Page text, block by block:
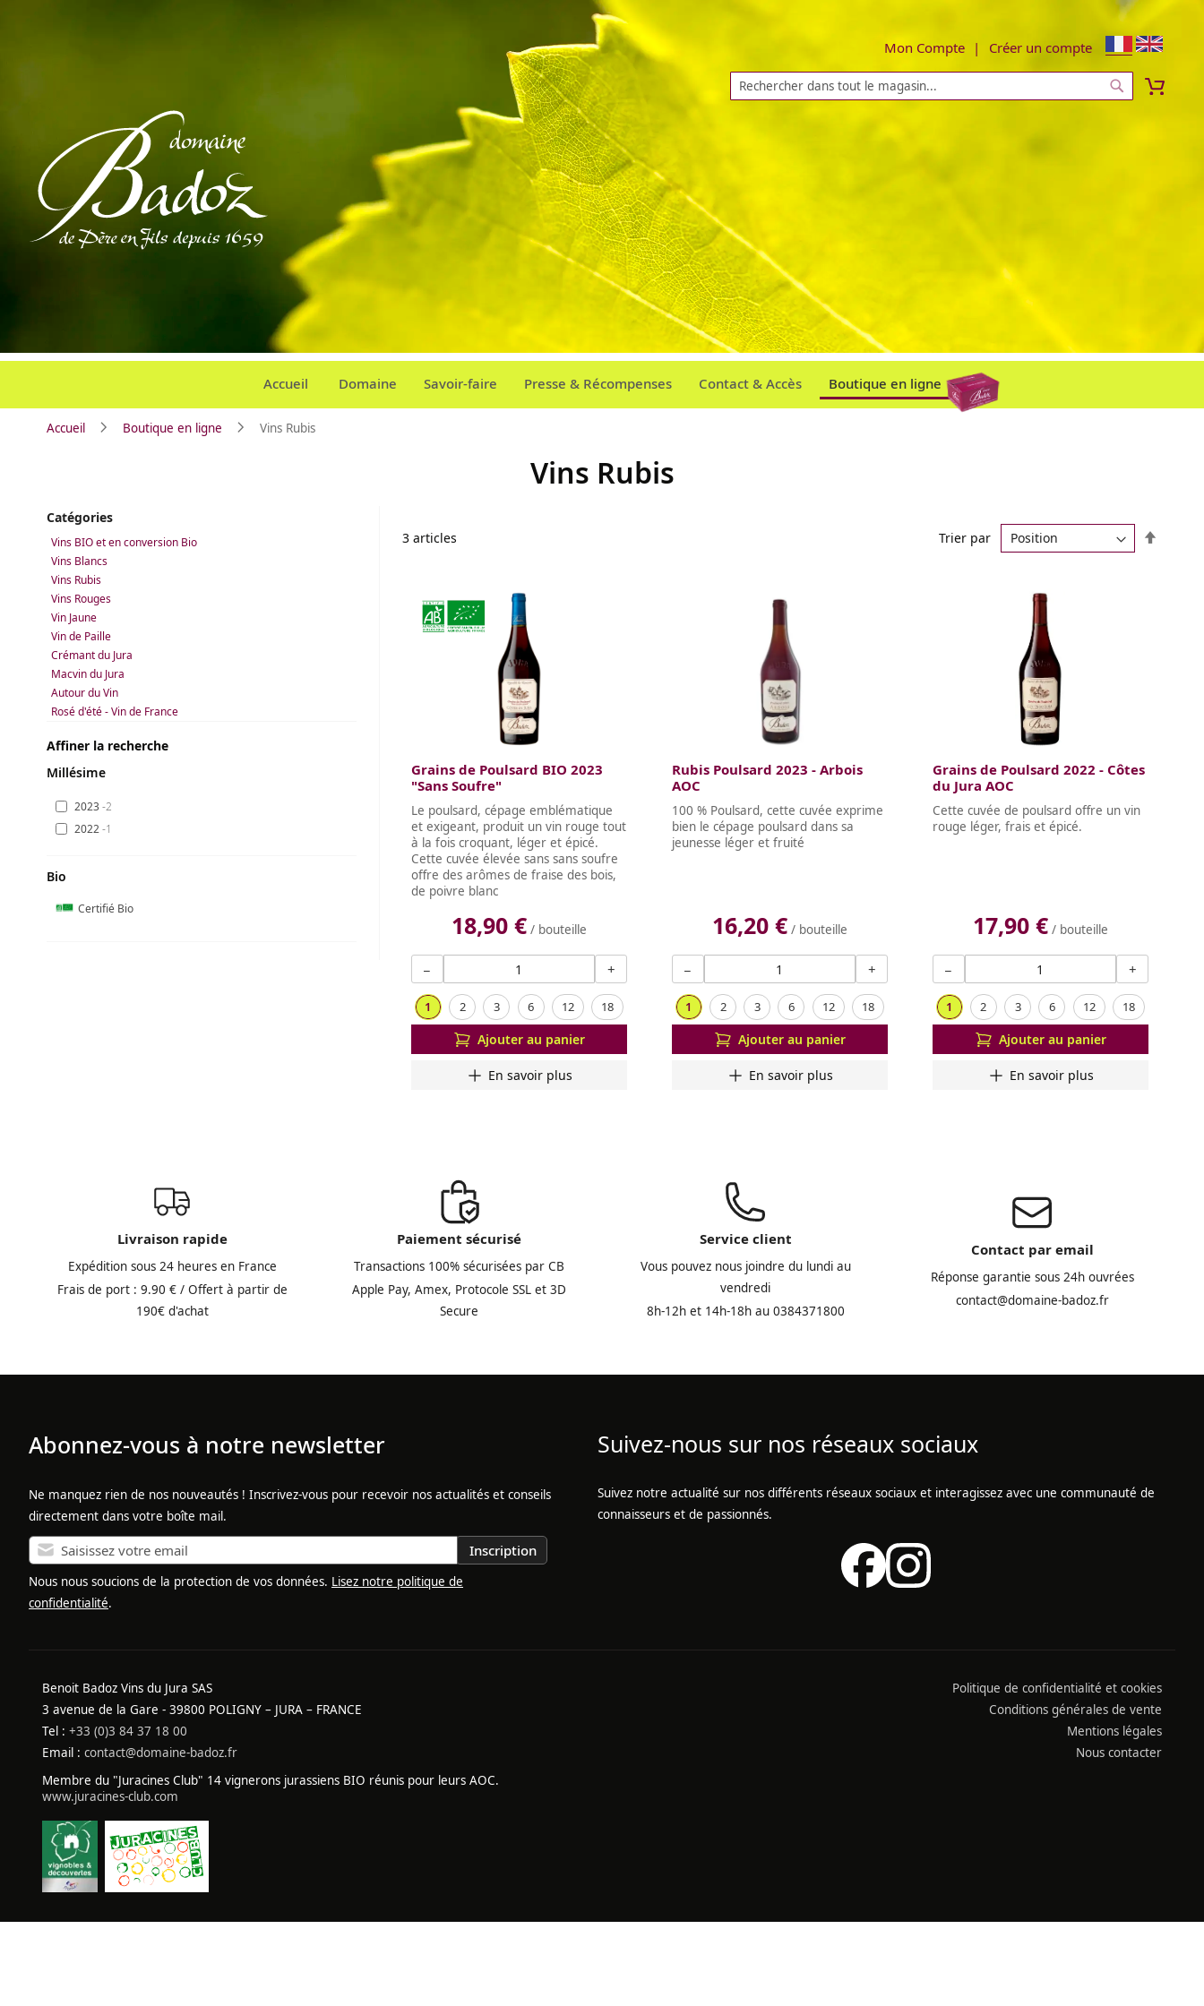
au
contenu
Mon Compte Créer un compte
Mon
Accueil Domaine Savoir-faire Presse & Récompenses Contact & Accès Boutique en ligne
Accueil Boutique en ligne Vins Rubis
Vins Rubis
3articles Trier par
Grains de Poulsard BIO 2023
"Sans Soufre"
Le poulsard, cépage emblématique
et exigeant, produit un vin rouge tout
à la fois croquant, léger et épicé.
Cette cuvée élevée sans sans soufre
offre des arômes de fraise des bois,
de poivre blanc
18,90 € / bouteille
− +
1 2 3 6 12 18
Ajouter au panier
En savoir plus
Rubis Poulsard 2023 - Arbois
AOC
100 % Poulsard, cette cuvée exprime
bien le cépage poulsard dans sa
jeunesse léger et fruité
16,20 € / bouteille
− +
1 2 3 6 12 18
Ajouter au panier
En savoir plus
Grains de Poulsard 2022 - Côtes
du Jura AOC
Cette cuvée de poulsard offre un vin
rouge léger, frais et épicé.
17,90 € / bouteille
− +
1 2 3 6 12 18
Ajouter au panier
En savoir plus
Catégories
Vins BIO et en conversion Bio
Vins Blancs
Vins Rubis
Vins Rouges
Vin Jaune
Vin de Paille
Crémant du Jura
Macvin du Jura
Autour du Vin
Rosé d'été - Vin de France
Affiner la recherche
Millésime
2023 2
2022 1
Bio
Certifié Bio
Livraison rapide
Expédition sous 24 heures en France
Frais de port : 9.90 € / Offert à partir de
190€ d'achat
Paiement sécurisé
Transactions 100% sécurisées par CB
Apple Pay, Amex, Protocole SSL et 3D
Secure
Service client
Vous pouvez nous joindre du lundi au
vendredi
8h-12h et 14h-18h au 0384371800
Contact par email
Réponse garantie sous 24h ouvrées
contact@domaine-badoz.fr
Abonnez-vous à notre newsletter
Ne manquez rien de nos nouveautés ! Inscrivez-vous pour recevoir nos actualités et conseils
directement dans votre boîte mail.
Inscription
Nous nous soucions de la protection de vos données. Lisez notre politique de
confidentialité.
Suivez-nous sur nos réseaux sociaux
Suivez notre actualité sur nos différents réseaux sociaux et interagissez avec une communauté de
connaisseurs et de passionnés.
Benoit Badoz Vins du Jura SAS
3 avenue de la Gare - 39800 POLIGNY – JURA – FRANCE
Tel : +33 (0)3 84 37 18 00
Email : contact@domaine-badoz.fr
Membre du "Juracines Club" 14 vignerons jurassiens BIO réunis pour leurs AOC.
www.juracines-club.com
Politique de confidentialité et cookies
Conditions générales de vente
Mentions légales
Nous contacter